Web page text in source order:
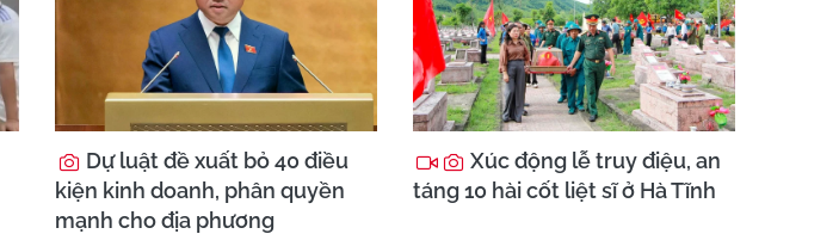
Dự luật đề xuất bỏ 40 điều
kiện kinh doanh, phân quyền
mạnh cho địa phương
Xúc động lễ truy điệu, an
táng 10 hài cốt liệt sĩ ở Hà Tĩnh